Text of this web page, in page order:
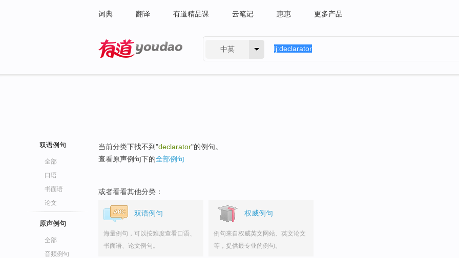
词典 翻译 有道精品课 云笔记 惠惠 更多产品
中英
双语例句
全部
口语
书面语
论文
原声例句
全部
音频例句
当前分类下找不到"declarator"的例句。
查看原声例句下的全部例句
或者看看其他分类：
双语例句
海量例句，可以按难度查看口语、
书面语、论文例句。
权威例句
例句来自权威英文网站、英文论文
等，提供最专业的例句。